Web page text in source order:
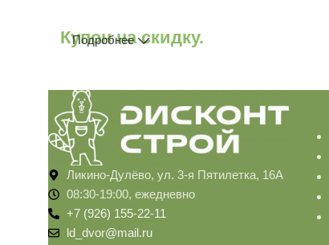
Купон на скидку.
Подробнее
Ликино-Дулёво, ул. 3-я Пятилетка, 16А
08:30-19:00, ежедневно
+7 (926) 155-22-11
ld_dvor@mail.ru